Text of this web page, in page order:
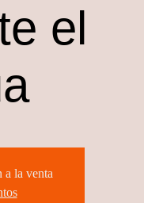
el
a la venta